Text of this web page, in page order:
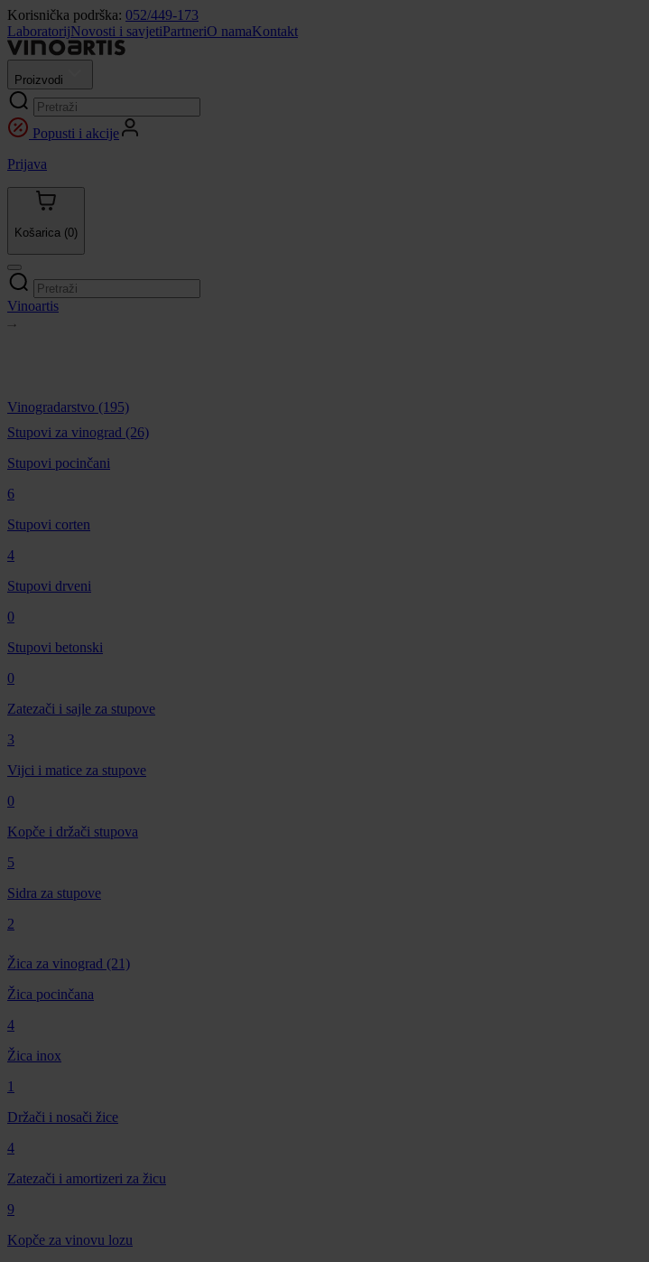
Korisnička podrška: 052/449-173
LaboratorijNovosti i savjetiPartneriO namaKontakt
Proizvodi
Popusti i akcije
Prijava
Košarica (0)
Vinoartis
Vinogradarstvo (195)
Stupovi za vinograd (26)
Stupovi pocinčani
6
Stupovi corten
4
Stupovi drveni
0
Stupovi betonski
0
Zatezači i sajle za stupove
3
Vijci i matice za stupove
0
Kopče i držači stupova
5
Sidra za stupove
2
Žica za vinograd (21)
Žica pocinčana
4
Žica inox
1
Držači i nosači žice
4
Zatezači i amortizeri za žicu
9
Kopče za vinovu lozu